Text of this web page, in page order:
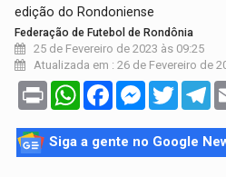
edição do Rondoniense
Federação de Futebol de Rondônia
25 de Fevereiro de 2023 às 09:25
Atualizada em : 26 de Fevereiro de
Print WhatsAppFacebookMessenger
Twitter
Siga a gente no Google